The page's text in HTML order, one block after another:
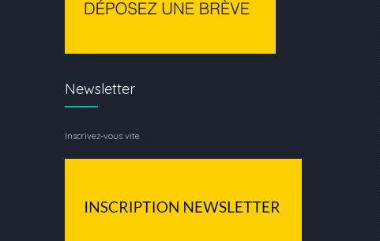
Newsletter
Inscrivez-vous vite